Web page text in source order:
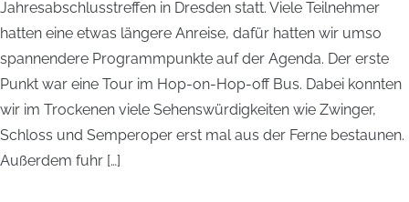
Jahresabschlusstreffen in Dresden statt. Viele Teilnehmer
hatten eine etwas längere Anreise, dafür hatten wir umso
spannendere Programmpunkte auf der Agenda. Der erste
Punkt war eine Tour im Hop-on-Hop-off Bus. Dabei konnten
wir im Trockenen viele Sehenswürdigkeiten wie Zwinger,
Schloss und Semperoper erst mal aus der Ferne bestaunen.
Außerdem fuhr […]